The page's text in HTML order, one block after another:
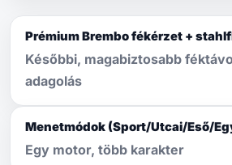
Prémium Brembo fékérzet +
Későbbi, magabiztosabb
adagolás
Menetmódok (Sport/Utcai/Eső/
Egy motor, több karakter